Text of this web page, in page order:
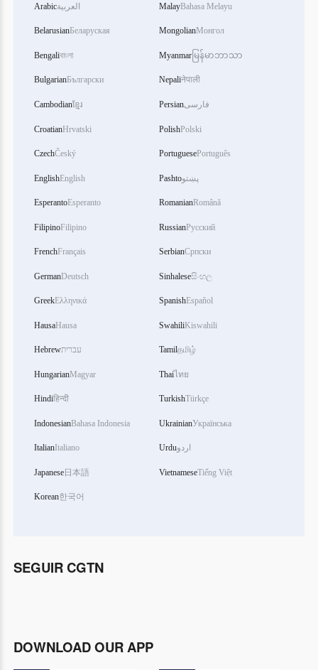
Arabicالعربية
BelarusianБеларуская
Bengaliবাংলা
BulgarianБългарски
Cambodianខ្មែរ
CroatianHrvatski
CzechČeský
EnglishEnglish
EsperantoEsperanto
FilipinoFilipino
FrenchFrançais
GermanDeutsch
GreekΕλληνικά
HausaHausa
Hebrewעברית
HungarianMagyar
Hindiहिन्दी
IndonesianBahasa Indonesia
ItalianItaliano
Japanese日本語
Korean한국어
MalayBahasa Melayu
MongolianМонгол
Myanmar မြန်မာဘာသာ
Nepaliनेपाली
Persianفارسی
PolishPolski
PortuguesePortuguês
Pashtoپښتو
RomanianRomână
RussianРусский
SerbianСрпски
Sinhaleseසිංහල
SpanishEspañol
SwahiliKiswahili
Tamilதமிழ்
Thaiไทย
TurkishTürkçe
UkrainianУкраїнська
Urduاردو
VietnameseTiếng Việt
SEGUIR CGTN
DOWNLOAD OUR APP